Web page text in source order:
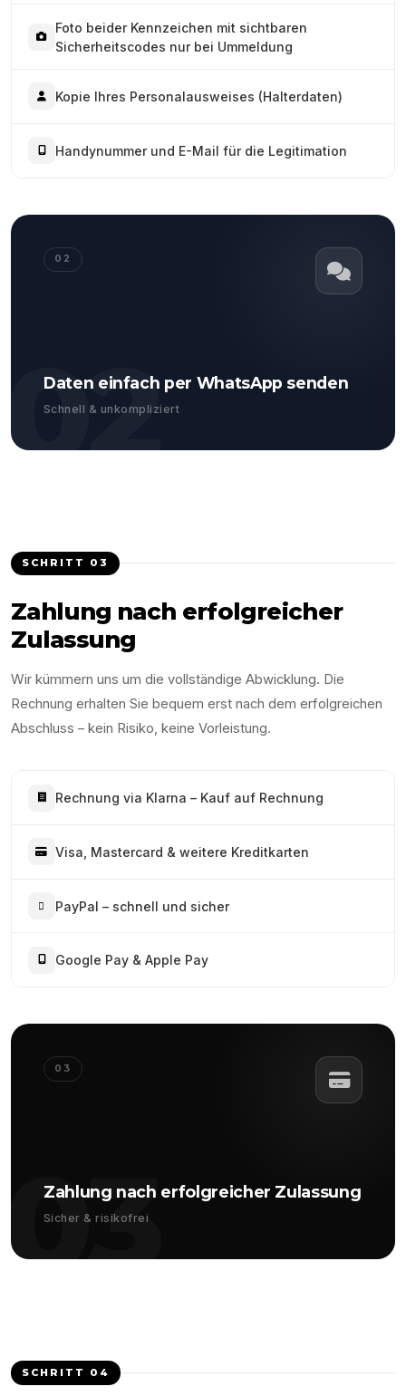
Foto beider Kennzeichen mit sichtbaren
Sicherheitscodes nur bei Ummeldung
Kopie Ihres Personalausweises (Halterdaten)
Handynummer und E-Mail für die Legitimation
02
02
Daten einfach per WhatsApp senden
Schnell & unkompliziert
SCHRITT 03
Zahlung nach erfolgreicher
Zulassung
Wir kümmern uns um die vollständige Abwicklung. Die
Rechnung erhalten Sie bequem erst nach dem erfolgreichen
Abschluss – kein Risiko, keine Vorleistung.
Rechnung via Klarna – Kauf auf Rechnung
Visa, Mastercard & weitere Kreditkarten
PayPal – schnell und sicher
Google Pay & Apple Pay
03
03
Zahlung nach erfolgreicher Zulassung
Sicher & risikofrei
SCHRITT 04